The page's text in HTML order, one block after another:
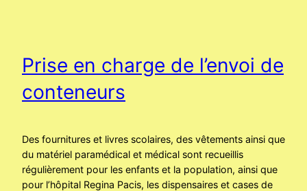
Prise en charge de l’envoi de
conteneurs
Des fournitures et livres scolaires, des vêtements ainsi que
du matériel paramédical et médical sont recueillis
régulièrement pour les enfants et la population, ainsi que
pour l’hôpital Regina Pacis, les dispensaires et cases de